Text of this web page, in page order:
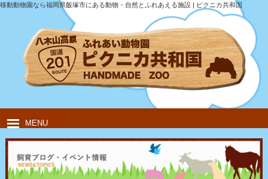
移動動物園なら福岡県飯塚市にある動物・自然とふれあえる施設 | ピクニカ共和国
MENU
HOME ピクニカ共和国について 動物紹介 移動動物園
飲食・キャンプ 団体のお客様